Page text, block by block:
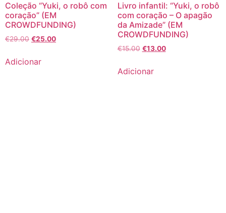
Coleção “Yuki, o robô com
coração” (EM
CROWDFUNDING)
€29.00 €25.00
Adicionar
Livro infantil: “Yuki, o robô
com coração – O apagão
da Amizade” (EM
CROWDFUNDING)
€15.00 €13.00
Adicionar